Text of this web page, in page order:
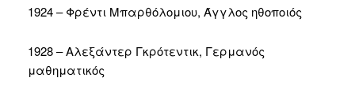
1924 – Φρέντι Μπαρθόλομιου, Άγγλος ηθοποιός
1928 – Αλεξάντερ Γκρότεντικ, Γερμανός
μαθηματικός